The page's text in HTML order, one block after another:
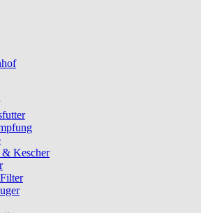
Kescher